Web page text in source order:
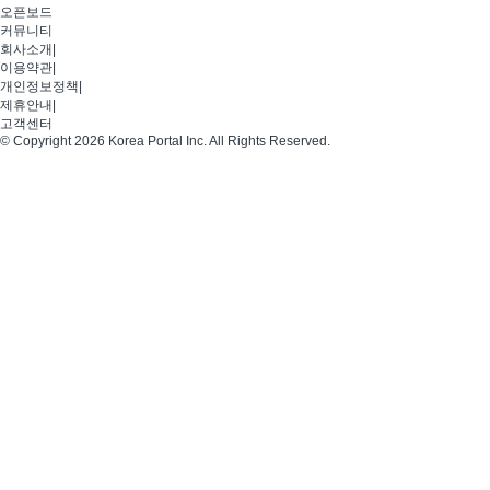
오픈보드
커뮤니티
회사소개
이용약관
개인정보정책
제휴안내
고객센터
© Copyright 2026 Korea Portal Inc. All Rights Reserved.